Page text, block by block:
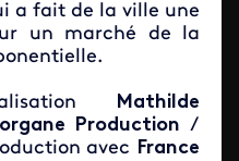
a fait de la ville une
un marché de la
Mathilde
Production /
avec France